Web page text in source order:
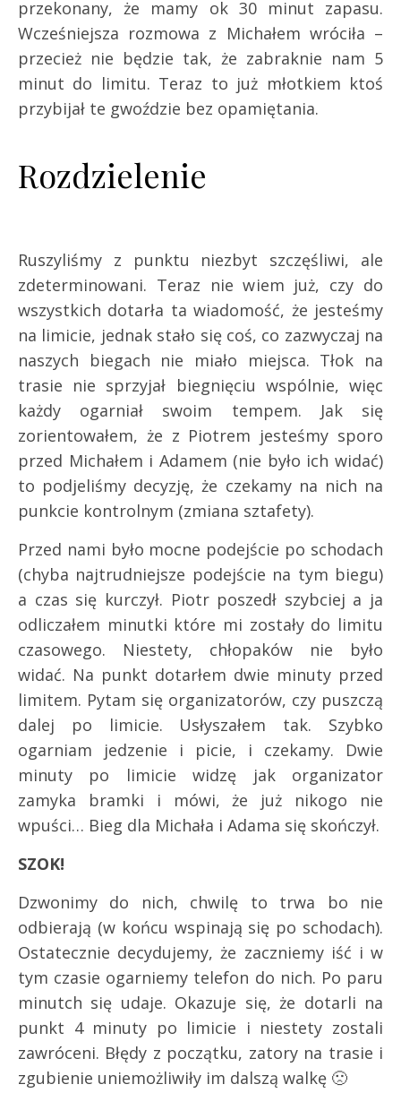
przekonany, że mamy ok 30 minut zapasu.
Wcześniejsza rozmowa z Michałem wróciła –
przecież nie będzie tak, że zabraknie nam 5
minut do limitu. Teraz to już młotkiem ktoś
przybijał te gwoździe bez opamiętania.
Rozdzielenie
Ruszyliśmy z punktu niezbyt szczęśliwi, ale
zdeterminowani. Teraz nie wiem już, czy do
wszystkich dotarła ta wiadomość, że jesteśmy
na limicie, jednak stało się coś, co zazwyczaj na
naszych biegach nie miało miejsca. Tłok na
trasie nie sprzyjał biegnięciu wspólnie, więc
każdy ogarniał swoim tempem. Jak się
zorientowałem, że z Piotrem jesteśmy sporo
przed Michałem i Adamem (nie było ich widać)
to podjeliśmy decyzję, że czekamy na nich na
punkcie kontrolnym (zmiana sztafety).
Przed nami było mocne podejście po schodach
(chyba najtrudniejsze podejście na tym biegu)
a czas się kurczył. Piotr poszedł szybciej a ja
odliczałem minutki które mi zostały do limitu
czasowego. Niestety, chłopaków nie było
widać. Na punkt dotarłem dwie minuty przed
limitem. Pytam się organizatorów, czy puszczą
dalej po limicie. Usłyszałem tak. Szybko
ogarniam jedzenie i picie, i czekamy. Dwie
minuty po limicie widzę jak organizator
zamyka bramki i mówi, że już nikogo nie
wpuści… Bieg dla Michała i Adama się skończył.
SZOK!
Dzwonimy do nich, chwilę to trwa bo nie
odbierają (w końcu wspinają się po schodach).
Ostatecznie decydujemy, że zaczniemy iść i w
tym czasie ogarniemy telefon do nich. Po paru
minutch się udaje. Okazuje się, że dotarli na
punkt 4 minuty po limicie i niestety zostali
zawróceni. Błędy z początku, zatory na trasie i
zgubienie uniemożliwiły im dalszą walkę 🙁